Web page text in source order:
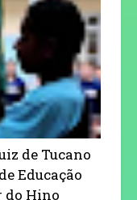
de Tucano
Educação
do Hino